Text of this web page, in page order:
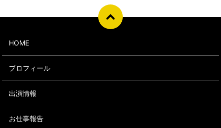
HOME
プロフィール
出演情報
お仕事報告